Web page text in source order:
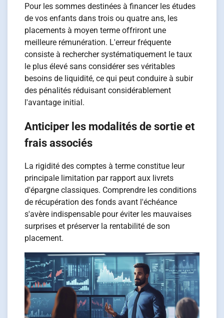
Pour les sommes destinées à financer les études
de vos enfants dans trois ou quatre ans, les
placements à moyen terme offriront une
meilleure rémunération. L'erreur fréquente
consiste à rechercher systématiquement le taux
le plus élevé sans considérer ses véritables
besoins de liquidité, ce qui peut conduire à subir
des pénalités réduisant considérablement
l'avantage initial.
Anticiper les modalités de sortie et
frais associés
La rigidité des comptes à terme constitue leur
principale limitation par rapport aux livrets
d'épargne classiques. Comprendre les conditions
de récupération des fonds avant l'échéance
s'avère indispensable pour éviter les mauvaises
surprises et préserver la rentabilité de son
placement.